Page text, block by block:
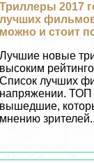
Триллеры 2017
лучших
можно и стоит
Лучшие новые
высоким
Список лучших
напряжении. ТОП
вышедшие,
мнению